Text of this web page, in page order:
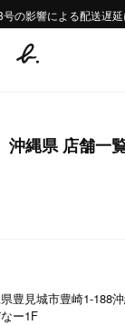
地震の影響による配送遅
Sale
号の影響による配送遅
地震の影響による配送遅
Sale
沖縄県 店舗一
豊見城市豊崎1-188
ー1F